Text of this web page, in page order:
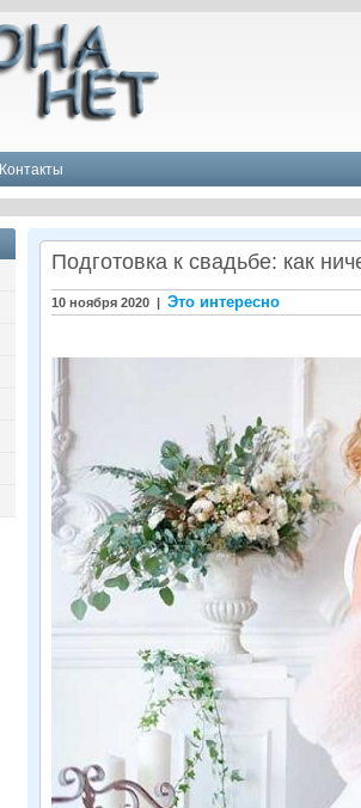
Контакты
Подготовка к свадьбе: как
10 ноября 2020 | Это интересно